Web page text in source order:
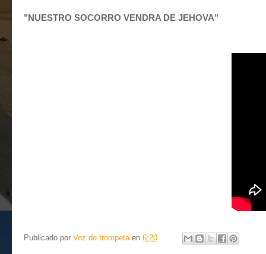
"NUESTRO SOCORRO VENDRA DE JEHOVA"
Publicado por Voz de trompeta en 6:20